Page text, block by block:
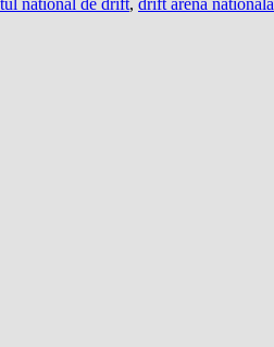
national de drift, drift arena nationala